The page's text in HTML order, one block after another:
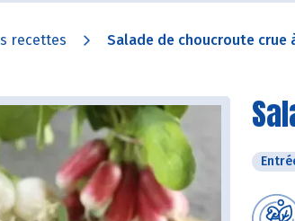
recettes Salade de choucroute crue